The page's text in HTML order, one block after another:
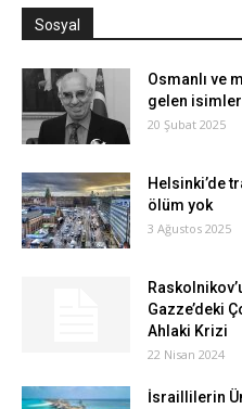
Sosyal
Osmanlı ve
gelen
20 Şubat 2025
Helsinki’de
ölüm yok
3 Ağustos 2025
Gazze’deki
Ahlaki Krizi
22 Nisan 2024
İsraillilerin